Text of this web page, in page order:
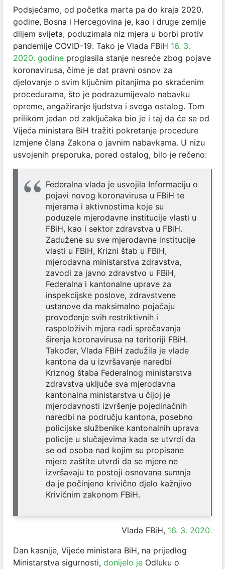
Podsjećamo, od početka marta pa do kraja 2020.
godine, Bosna i Hercegovina je, kao i druge zemlje
diljem svijeta, poduzimala niz mjera u borbi protiv
pandemije COVID-19. Tako je Vlada FBiH 16. 3.
2020. godine proglasila stanje nesreće zbog pojave
koronavirusa, čime je dat pravni osnov za
djelovanje o svim ključnim pitanjima po skraćenim
procedurama, što je podrazumijevalo nabavku
opreme, angažiranje ljudstva i svega ostalog. Tom
prilikom jedan od zaključaka bio je i taj da će se od
Vijeća ministara BiH tražiti pokretanje procedure
izmjene člana Zakona o javnim nabavkama. U nizu
usvojenih preporuka, pored ostalog, bilo je rečeno:
Federalna vlada je usvojila Informaciju o
pojavi novog koronavirusa u FBiH te
mjerama i aktivnostima koje su
poduzele mjerodavne institucije vlasti u
FBiH, kao i sektor zdravstva u FBiH.
Zadužene su sve mjerodavne institucije
vlasti u FBiH, Krizni štab u FBiH,
mjerodavna ministarstva zdravstva,
zavodi za javno zdravstvo u FBiH,
Federalna i kantonalne uprave za
inspekcijske poslove, zdravstvene
ustanove da maksimalno pojačaju
provođenje svih restriktivnih i
raspoloživih mjera radi sprečavanja
širenja koronavirusa na teritoriji FBiH.
Također, Vlada FBiH zadužila je vlade
kantona da u izvršavanje naredbi
Kriznog štaba Federalnog ministarstva
zdravstva uključe sva mjerodavna
kantonalna ministarstva u čijoj je
mjerodavnosti izvršenje pojedinačnih
naredbi na području kantona, posebno
policijske službenike kantonalnih uprava
policije u slučajevima kada se utvrdi da
se od osoba nad kojim su propisane
mjere zaštite utvrdi da se mjere ne
izvršavaju te postoji osnovana sumnja
da je počinjeno krivično djelo kažnjivo
Krivičnim zakonom FBiH.
Vlada FBiH, 16. 3. 2020.
Dan kasnije, Vijeće ministara BiH, na prijedlog
Ministarstva sigurnosti, donijelo je Odluku o